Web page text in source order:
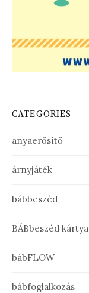
CATEGORIES
anyaerősítő
árnyjáték
bábbeszéd
BÁBbeszéd kártya
bábFLOW
bábfoglalkozás